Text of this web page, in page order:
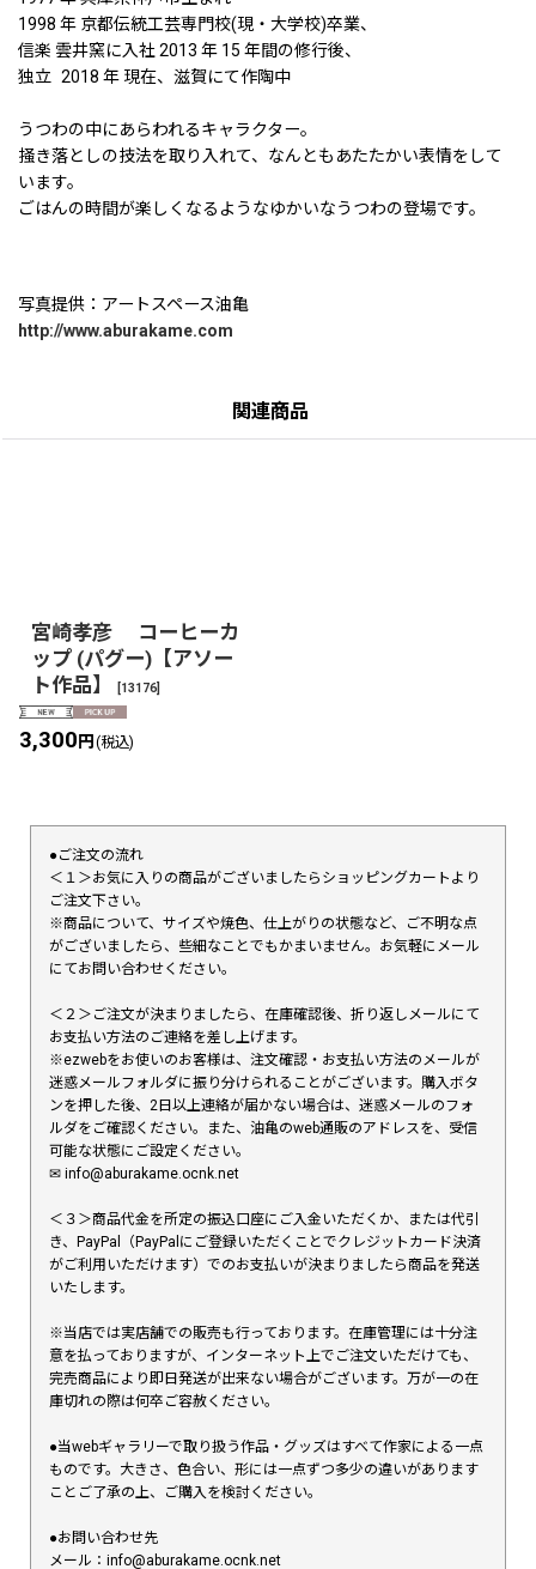
1998 年 京都伝統工芸専門校(現・大学校)卒業、
信楽 雲井窯に入社 2013 年 15 年間の修行後、
独立 2018 年 現在、滋賀にて作陶中
うつわの中にあらわれるキャラクター。
掻き落としの技法を取り入れて、なんともあたたかい表情をして
います。
ごはんの時間が楽しくなるようなゆかいなうつわの登場です。
写真提供：アートスペース油亀
http://www.aburakame.com
関連商品
宮崎孝彦 コーヒーカ
ップ (パグー)【アソー
ト作品】
[13176]
3,300円 (税込)
●ご注文の流れ
＜１＞お気に入りの商品がございましたらショッピングカートより
ご注文下さい。
※商品について、サイズや焼色、仕上がりの状態など、ご不明な点
がございましたら、些細なことでもかまいません。お気軽にメール
にてお問い合わせください。
＜２＞ご注文が決まりましたら、在庫確認後、折り返しメールにて
お支払い方法のご連絡を差し上げます。
※ezwebをお使いのお客様は、注文確認・お支払い方法のメールが
迷惑メールフォルダに振り分けられることがございます。購入ボタ
ンを押した後、2日以上連絡が届かない場合は、迷惑メールのフォ
ルダをご確認ください。また、油亀のweb通販のアドレスを、受信
可能な状態にご設定ください。
✉︎ info@aburakame.ocnk.net
＜３＞商品代金を所定の振込口座にご入金いただくか、または代引
き、PayPal（PayPalにご登録いただくことでクレジットカード決済
がご利用いただけます）でのお支払いが決まりましたら商品を発送
いたします。
※当店では実店舗での販売も行っております。在庫管理には十分注
意を払っておりますが、インターネット上でご注文いただけても、
完売商品により即日発送が出来ない場合がございます。万が一の在
庫切れの際は何卒ご容赦ください。
●当webギャラリーで取り扱う作品・グッズはすべて作家による一点
ものです。大きさ、色合い、形には一点ずつ多少の違いがあります
ことご了承の上、ご購入を検討ください。
●お問い合わせ先
メール：info@aburakame.ocnk.net